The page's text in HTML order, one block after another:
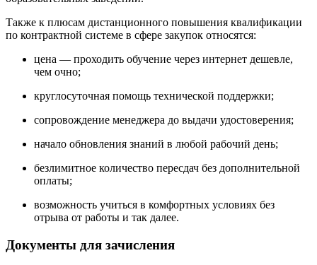
Также к плюсам дистанционного повышения квалификации
по контрактной системе в сфере закупок относятся:
цена — проходить обучение через интернет дешевле,
чем очно;
круглосуточная помощь технической поддержки;
сопровождение менеджера до выдачи удостоверения;
начало обновления знаний в любой рабочий день;
безлимитное количество пересдач без дополнительной
оплаты;
возможность учиться в комфортных условиях без
отрыва от работы и так далее.
Документы для зачисления